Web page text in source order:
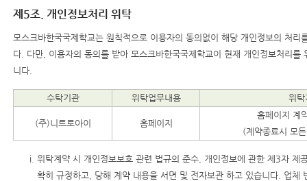
제5조. 개인정보처리 위탁
모스크바한국국제학교는 원칙적으로 이용자의 동의없이 해당 개인정보의 처리
다. 다만, 이용자의 동의를 받아 모스크바한국국제학교이 현재 개인정보처리를
니다.
수탁기관 위탁업무내용 위
(주)니트로아이 홈페이지
홈페이지 계
(계약종료시 모
위탁계약 시 개인정보보호 관련 법규의 준수, 개인정보에 관한 제3자 제
확히 규정하고, 당해 계약 내용을 서면 및 전자보관 하고 있습니다. 업체